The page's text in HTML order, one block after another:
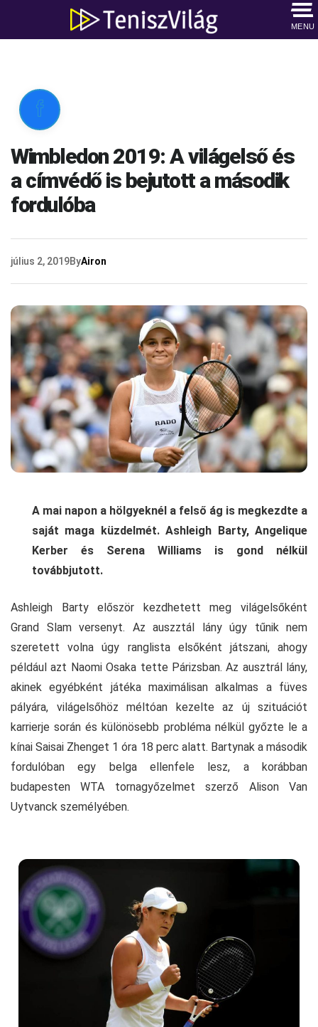
MENU

Wimbledon 2019: A világelső és
a címvédő is bejutott a második
fordulóba
július 2, 2019ByAiron
A mai napon a hölgyeknél a felső ág is megkezdte a
saját maga küzdelmét. Ashleigh Barty, Angelique
Kerber és Serena Williams is gond nélkül
továbbjutott.
Ashleigh Barty először kezdhetett meg világelsőként
Grand Slam versenyt. Az auszztál lány úgy tűnik nem
szeretett volna úgy ranglista elsőként játszani, ahogy
például azt Naomi Osaka tette Párizsban. Az ausztrál lány,
akinek egyébként játéka maximálisan alkalmas a füves
pályára, világelsőhöz méltóan kezelte az új szituációt
karrierje során és különösebb probléma nélkül győzte le a
kínai Saisai Zhenget 1 óra 18 perc alatt. Bartynak a második
fordulóban egy belga ellenfele lesz, a korábban
budapesten WTA tornagyőzelmet szerző Alison Van
Uytvanck személyében.